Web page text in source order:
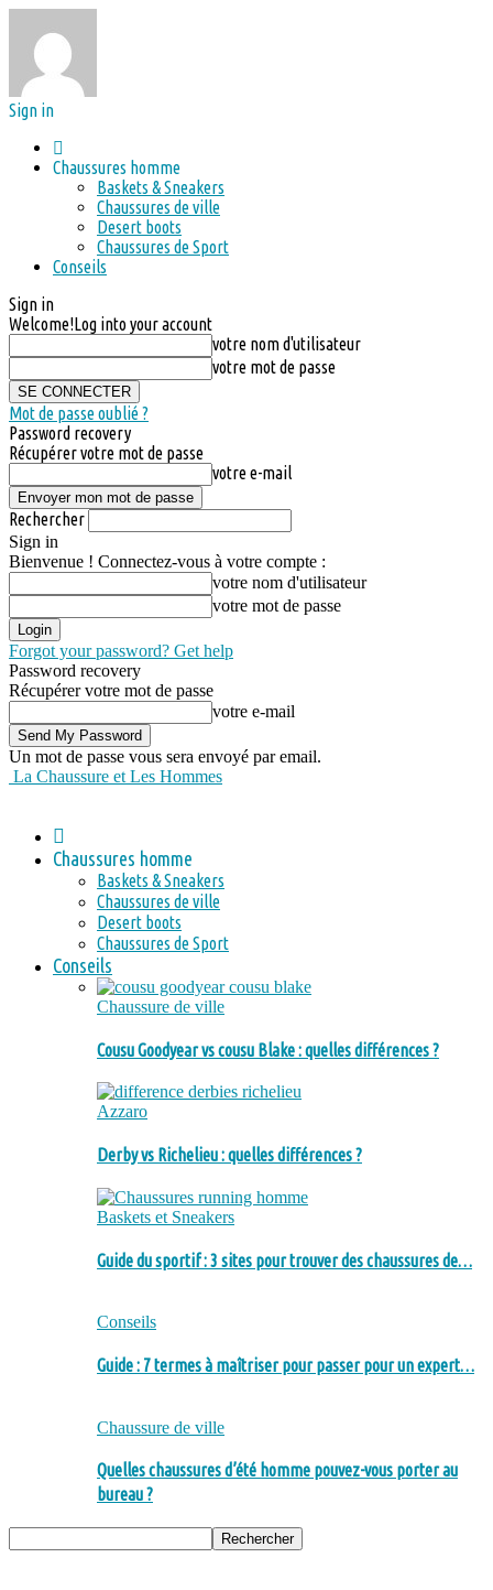
Sign in
Chaussures homme
Baskets & Sneakers
Chaussures de ville
Desert boots
Chaussures de Sport
Conseils
Sign in
Welcome!Log into your account
votre nom d'utilisateur
votre mot de passe
Mot de passe oublié ?
Password recovery
Récupérer votre mot de passe
votre e-mail
Rechercher
Sign in
Bienvenue ! Connectez-vous à votre compte :
votre nom d'utilisateur
votre mot de passe
Forgot your password? Get help
Password recovery
Récupérer votre mot de passe
votre e-mail
Un mot de passe vous sera envoyé par email.
La Chaussure et Les Hommes
Chaussures homme
Baskets & Sneakers
Chaussures de ville
Desert boots
Chaussures de Sport
Conseils
Chaussure de ville
Cousu Goodyear vs cousu Blake : quelles différences ?
Azzaro
Derby vs Richelieu : quelles différences ?
Baskets et Sneakers
Guide du sportif : 3 sites pour trouver des chaussures de…
Conseils
Guide : 7 termes à maîtriser pour passer pour un expert…
Chaussure de ville
Quelles chaussures d’été homme pouvez-vous porter au
bureau ?